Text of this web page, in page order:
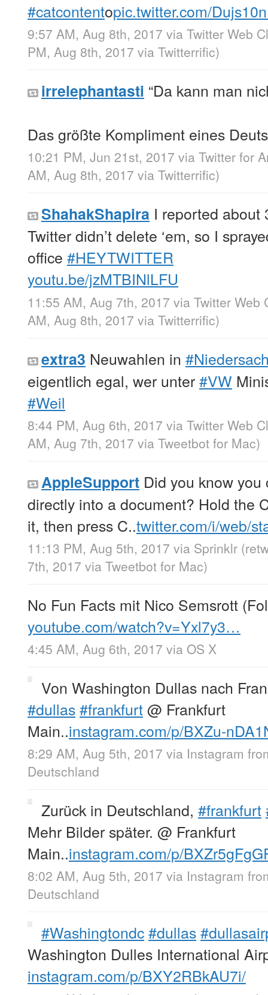
#catcontentopic.twitter.com/
9:57 AM, Aug 8th, 2017 via Twitter Web
PM, Aug 8th, 2017 via Twitterrific)
irrelephantasti “Da kann man
Das größte Kompliment eines
10:21 PM, Jun 21st, 2017 via Twitter for
AM, Aug 8th, 2017 via Twitterrific)
ShahakShapira I reported about
Twitter didn’t delete ‘em, so I
office #HEYTWITTER
youtu.be/jzMTBINlLFU
11:55 AM, Aug 7th, 2017 via Twitter Web
AM, Aug 8th, 2017 via Twitterrific)
extra3 Neuwahlen in
eigentlich egal, wer unter#VW
#Weil
8:44 PM, Aug 6th, 2017 via Twitter Web
AM, Aug 7th, 2017 via Tweetbot for Mac)
AppleSupport Did you know
directly into a document? Hold the
it, then press C..twitter.com/i/web/
11:13 PM, Aug 5th, 2017 via Sprinklr
7th, 2017 via Tweetbot for Mac)
No Fun Facts mit Nico Semsrott
youtube.com/watch?v=Yxl7y3…
4:45 AM, Aug 6th, 2017 via OS X
Von Washington Dullas nach
#dullas#frankfurt@ Frankfurt
Main..instagram.com/p/BXZu-
8:29 AM, Aug 5th, 2017 via Instagram
Deutschland
Zurück in Deutschland, #frankfurt
Mehr Bilder später. @ Frankfurt
Main..instagram.com/p/
8:02 AM, Aug 5th, 2017 via Instagram
Deutschland
#Washingtondc#dullas
Washington Dulles International
instagram.com/p/BXY2RBkAU7i/